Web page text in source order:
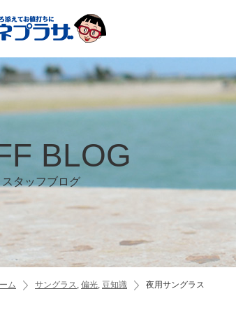
BLOG
スタッフブログ
ム サングラス, 偏光, 豆知識 夜用サングラス